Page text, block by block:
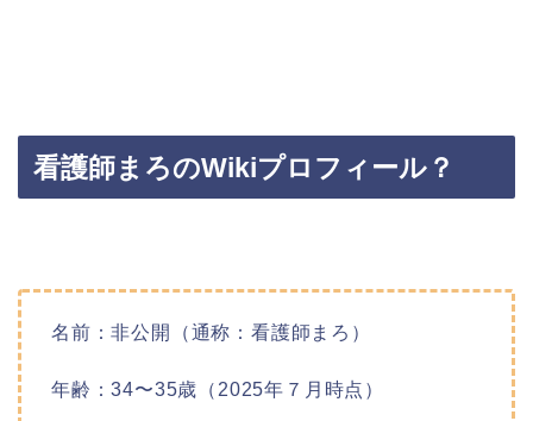
看護師まろのWikiプロフィール？
名前：非公開（通称：看護師まろ）
年齢：34〜35歳（2025年７月時点）